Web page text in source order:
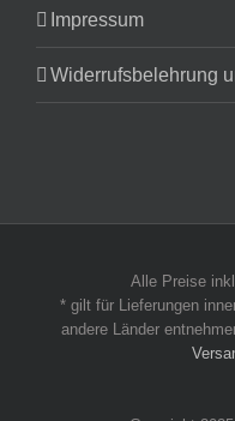
Impressum
Widerrufsbelehrung
Alle Preise
* gilt für Lieferungen
andere Länder